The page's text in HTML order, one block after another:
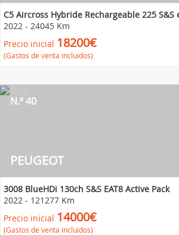
C5 Aircross Hybride Rechargeable 225 S&S
2022 - 24045 Km
Precio inicial 18200€
(Gastos de venta incluidos)
PEUGEOT
N.º 40
3008 BlueHDi 130ch S&S EAT8 Active Pack
2022 - 121277 Km
Precio inicial 14000€
(Gastos de venta incluidos)